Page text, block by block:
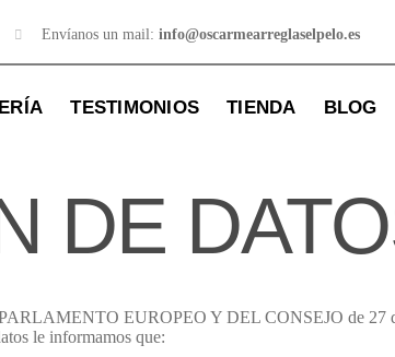
Envíanos un mail:info@oscarmearreglaselpelo.es
TESTIMONIOS TIENDA BLOG
DE
EUROPEO Y DEL CONSEJO de 27
le informamos que: